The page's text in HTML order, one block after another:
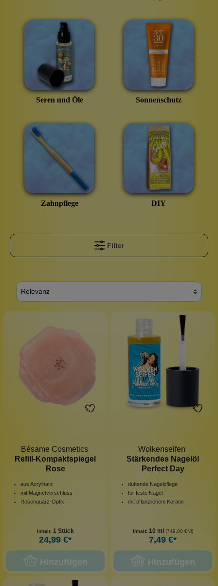
Seren und Öle Sonnenschutz
Zahnpflege DIY
Filter
Bésame Cosmetics
Refill-Kompaktspiegel
Rose
aus Acrylharz
mit Magnetverschluss
Rosenquarz-Optik
Inhalt: 1 Stück
24,99 €*
Hinzufügen
Wolkenseifen
Stärkendes Nagelöl
Perfect Day
duftende Nagelpflege
für feste Nägel
mit pflanzlichem Keratin
Inhalt: 10 ml (749,00 €*/l)
7,49 €*
Hinzufügen